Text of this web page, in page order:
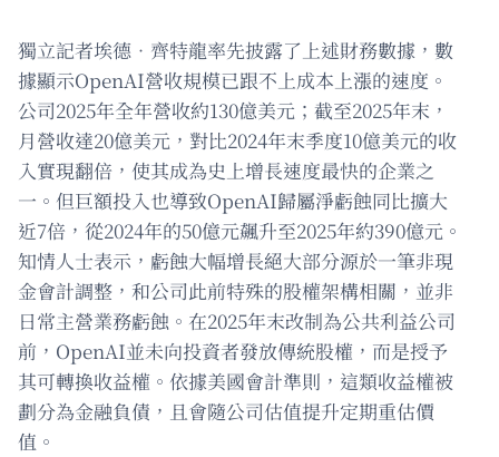
獨立記者埃德．齊特龍率先披露了上述財務數據，數
據顯示OpenAI營收規模已跟不上成本上漲的速度。
公司2025年全年營收約130億美元；截至2025年末，
月營收達20億美元，對比2024年末季度10億美元的收
入實現翻倍，使其成為史上增長速度最快的企業之
一。但巨額投入也導致OpenAI歸屬淨虧蝕同比擴大
近7倍，從2024年的50億元飆升至2025年約390億元。
知情人士表示，虧蝕大幅增長絕大部分源於一筆非現
金會計調整，和公司此前特殊的股權架構相關，並非
日常主營業務虧蝕。在2025年末改制為公共利益公司
前，OpenAI並未向投資者發放傳統股權，而是授予
其可轉換收益權。依據美國會計準則，這類收益權被
劃分為金融負債，且會隨公司估值提升定期重估價
值。